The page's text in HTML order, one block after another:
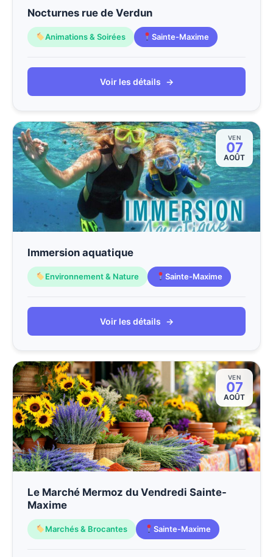
Nocturnes rue de Verdun
Animations & Soirées Sainte-Maxime
Voir les détails →
VEN
07
AOÛT
Immersion aquatique
Environnement & Nature Sainte-Maxime
Voir les détails →
VEN
07
AOÛT
Le Marché Mermoz du Vendredi Sainte-
Maxime
Marchés & Brocantes Sainte-Maxime